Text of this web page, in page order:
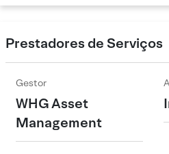
Prestadores de Serviços
Gestor
WHG Asset
Management